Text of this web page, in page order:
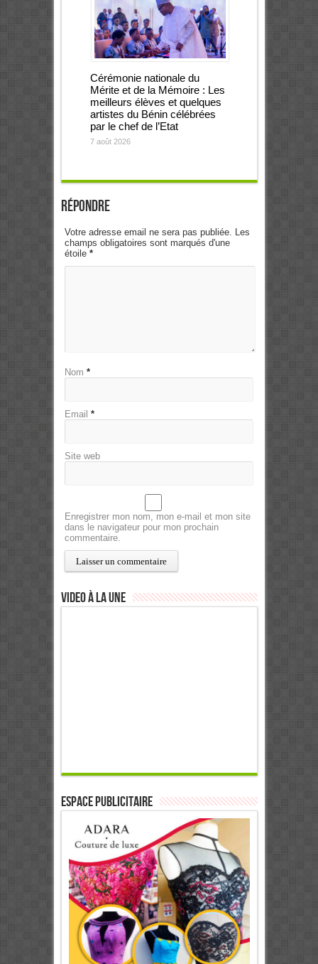
Cérémonie nationale du
Mérite et de la Mémoire : Les
meilleurs élèves et quelques
artistes du Bénin célébrées
par le chef de l’Etat
7 août 2026
Répondre
Votre adresse email ne sera pas publiée. Les
champs obligatoires sont marqués d'une
étoile *
Nom *
Email *
Site web
Enregistrer mon nom, mon e-mail et mon site
dans le navigateur pour mon prochain
commentaire.
Video à la Une
ESPACE PUBLICITAIRE